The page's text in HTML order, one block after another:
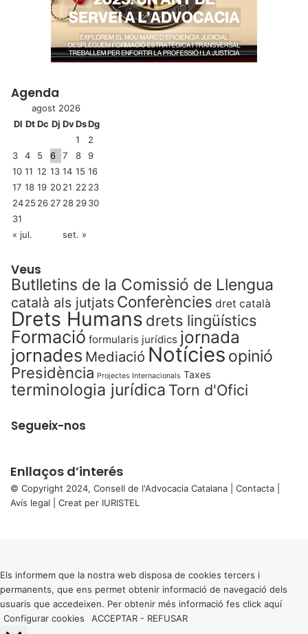
Agenda
agost 2026
Dl DtDc Dj DvDsDg
1
2
3
4 5 6 7 8
9
10 11 12 13 14 15 16
17 18 19 2021 22 23
2425 26 27 28 2930
31
« jul.
set. »
Veus
Butlletins de la Comissió de Llengua
català als jutjats Conferències dret català
Drets Humans drets lingüístics
Formació formularis jurídics jornada
jornades Mediació Notícies opinió
Presidència Projectes Internacionals Taxes
terminologia jurídica Torn d'Ofici
Segueix-nos
Enllaços d’interés
© Copyright 2024, Consell de l'Advocacia Catalana | Contacta
Avís legal | Creat per IURISTEL
button
Els informem que la nostra web disposa de cookies tercers i
permanents, que ens permet obtenir informació de navegació dels
usuaris que accedeixen. Per obtenir més informació fes click aquí
Configurar cookies
ACCEPTAR - REFUSAR